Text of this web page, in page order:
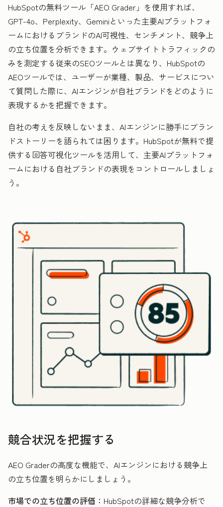
HubSpotの無料ツール「AEO Grader」を使用すれば、
GPT-4o、Perplexity、Geminiといった主要AIプラットフォ
ームにおけるブランドのAI可視性、センチメント、競争上
の立ち位置を分析できます。ウェブサイトトラフィックの
みを測定する従来のSEOツールとは異なり、HubSpotの
AEOツールでは、ユーザーが業種、製品、サービスについ
て質問した際に、AIエンジンが自社ブランドをどのように
表現するかを把握できます。
自社の考えを反映しないまま、AIエンジンに勝手にブラン
ドストーリーを語られては困ります。HubSpotが無料で提
供する回答可視化ツールを活用して、主要AIプラットフォ
ームにおける自社ブランドの表現をコントロールしましょ
う。
競合状況を把握する
AEO Graderの高度な機能で、AIエンジンにおける競争上
の立ち位置を明らかにしましょう。
市場での立ち位置の評価： HubSpotの詳細な競争分析で